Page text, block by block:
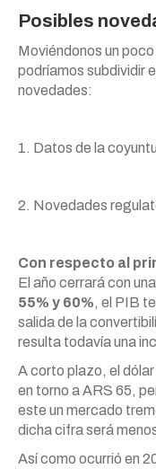
Posibles
Moviéndonos un
podríamos subdividir
novedades:
1. Datos de la
2. Novedades
Con respecto al
El año cerrará con una
55% y 60%, el PIB
salida de la
resulta todavía una
A corto plazo, el
en torno a ARS 65,
este un mercado
dicha cifra será
Así como ocurrió en